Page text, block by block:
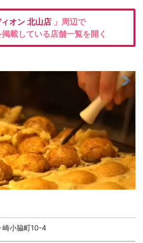
オン北山店 」周辺で
載している店舗一覧を開く
崎小脇町10-4